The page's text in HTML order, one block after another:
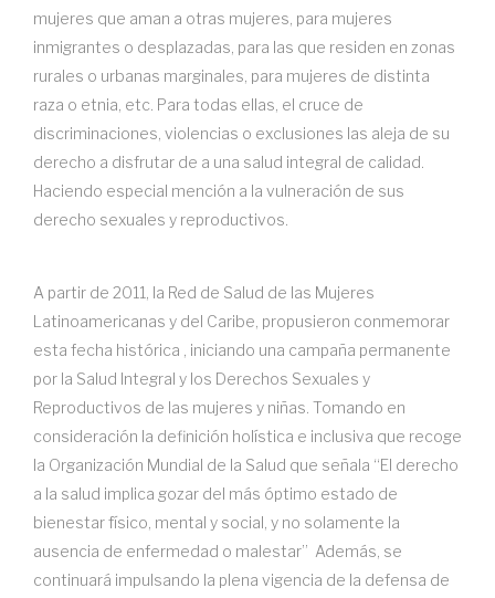
mujeres que aman a otras mujeres, para mujeres
inmigrantes o desplazadas, para las que residen en zonas
rurales o urbanas marginales, para mujeres de distinta
raza o etnia, etc. Para todas ellas, el cruce de
discriminaciones, violencias o exclusiones las aleja de su
derecho a disfrutar de a una salud integral de calidad.
Haciendo especial mención a la vulneración de sus
derecho sexuales y reproductivos.
A partir de 2011, la Red de Salud de las Mujeres
Latinoamericanas y del Caribe, propusieron conmemorar
esta fecha histórica , iniciando una campaña permanente
por la Salud Integral y los Derechos Sexuales y
Reproductivos de las mujeres y niñas. Tomando en
consideración la definición holística e inclusiva que recoge
la Organización Mundial de la Salud que señala “El derecho
a la salud implica gozar del más óptimo estado de
bienestar físico, mental y social, y no solamente la
ausencia de enfermedad o malestar” Además, se
continuará impulsando la plena vigencia de la defensa de